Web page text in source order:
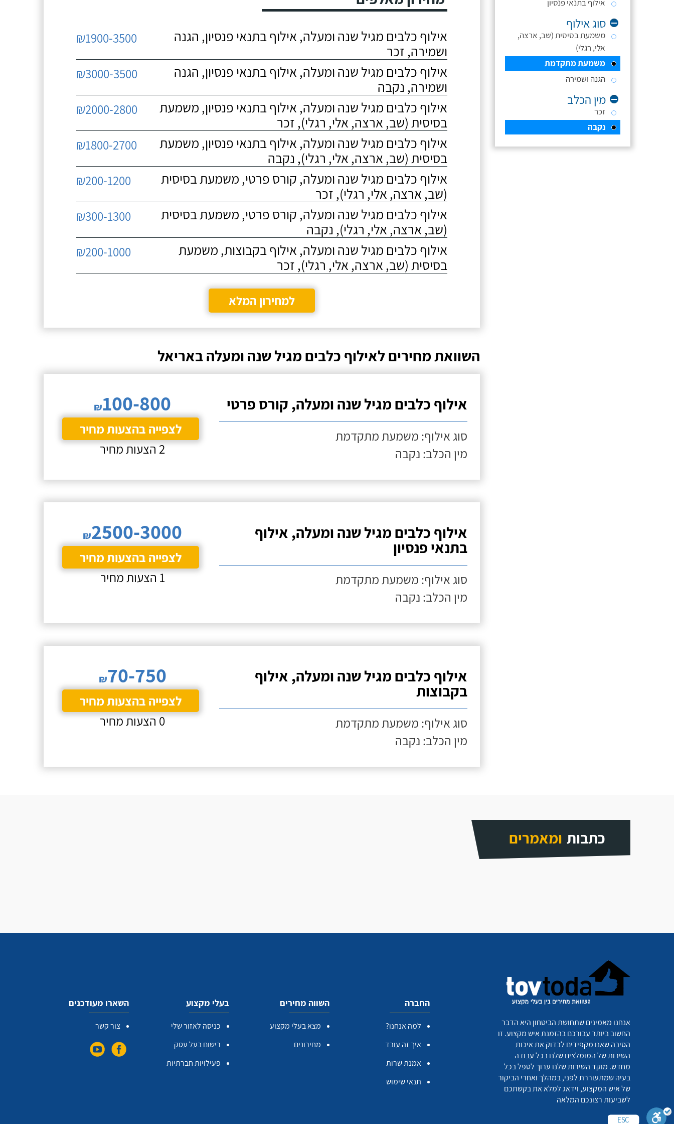
אילוף בתנאי פנסיון
סוג אילוף
משמעת בסיסית (שב, ארצה,
אלי, רגלי)
משמעת מתקדמת
הגנה ושמירה
מין הכלב
זכר
נקבה
אילוף כלבים מגיל שנה ומעלה, אילוף בתנאי פנסיון, הגנה
ושמירה, זכר
₪1900-3500
אילוף כלבים מגיל שנה ומעלה, אילוף בתנאי פנסיון, הגנה
ושמירה, נקבה
₪3000-3500
אילוף כלבים מגיל שנה ומעלה, אילוף בתנאי פנסיון, משמעת
בסיסית (שב, ארצה, אלי, רגלי), זכר
₪2000-2800
אילוף כלבים מגיל שנה ומעלה, אילוף בתנאי פנסיון, משמעת
בסיסית (שב, ארצה, אלי, רגלי), נקבה
₪1800-2700
אילוף כלבים מגיל שנה ומעלה, קורס פרטי, משמעת בסיסית
(שב, ארצה, אלי, רגלי), זכר
₪200-1200
אילוף כלבים מגיל שנה ומעלה, קורס פרטי, משמעת בסיסית
(שב, ארצה, אלי, רגלי), נקבה
₪300-1300
אילוף כלבים מגיל שנה ומעלה, אילוף בקבוצות, משמעת
בסיסית (שב, ארצה, אלי, רגלי), זכר
₪200-1000
למחירון המלא
השוואת מחירים לאילוף כלבים מגיל שנה ומעלה באריאל
אילוף כלבים מגיל שנה ומעלה, קורס פרטי
סוג אילוף: משמעת מתקדמת
מין הכלב: נקבה
₪100-800
לצפייה בהצעות מחיר
2 הצעות מחיר
אילוף כלבים מגיל שנה ומעלה, אילוף
בתנאי פנסיון
סוג אילוף: משמעת מתקדמת
מין הכלב: נקבה
₪2500-3000
לצפייה בהצעות מחיר
1 הצעות מחיר
אילוף כלבים מגיל שנה ומעלה, אילוף
בקבוצות
סוג אילוף: משמעת מתקדמת
מין הכלב: נקבה
₪70-750
לצפייה בהצעות מחיר
0 הצעות מחיר
כתבות ומאמרים
אנחנו מאמינים שתחושת הביטחון היא הדבר
החשוב ביותר עבורכם בהזמנת איש מקצוע. זו
הסיבה שאנו מקפידים לבדוק את איכות
השירות של המומלצים שלנו בכל עבודה
מחדש. מוקד השירות שלנו ערוך לטפל בכל
בעיה שמתעוררת לפני, במהלך ואחרי הביקור
של איש המקצוע, וידאג למלא את בקשתכם
לשביעות רצונכם המלאה
החברה
למה אנחנו?
איך זה עובד
אמנת שרות
תנאי שימוש
השווה מחירים
מצא בעלי מקצוע
מחירונים
בעלי מקצוע
כניסה לאזור שלי
רישום בעל עסק
פעילויות חברתיות
השארו מעודכנים
צור קשר
ESC